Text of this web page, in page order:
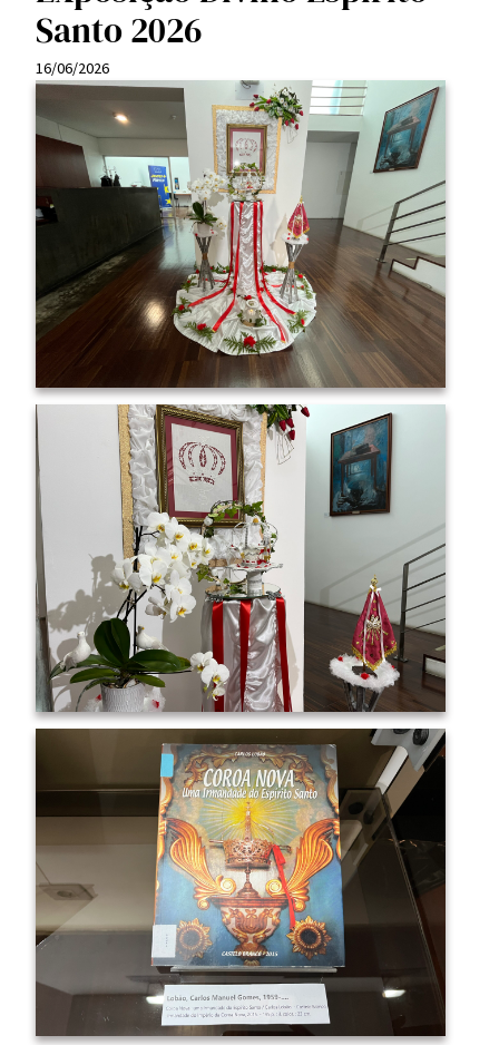
Santo 2026
16/06/2026